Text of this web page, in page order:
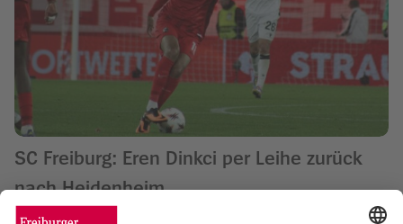
SC Freiburg: Eren Dinkci per Leihe zurück
nach Heidenheim